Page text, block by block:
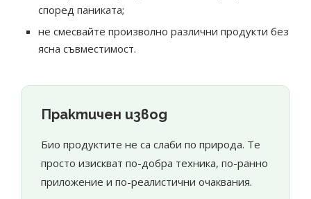
според паниката;
не смесвайте произволно различни продукти без
ясна съвместимост.
Практичен извод
Био продуктите не са слаби по природа. Те
просто изискват по-добра техника, по-ранно
приложение и по-реалистични очаквания.